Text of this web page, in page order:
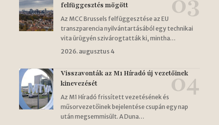
felfüggesztés mögött
Az MCC Brussels felfüggesztése az EU
transzparencia nyilvántartásából egy technikai
vita ürügyén szivárogtatták ki, mintha…
2026. augusztus 4
Visszavonták az M1 Híradó új vezetőinek
kinevezését
Az M1 Híradó frissített vezetésének és
műsorvezetőinek bejelentése csupán egy nap
után megsemmisült. A Duna…